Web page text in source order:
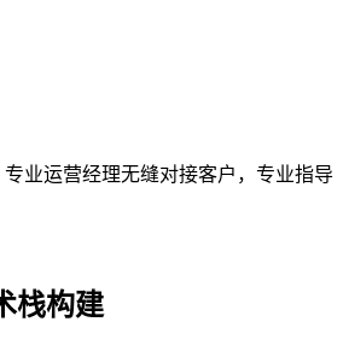
业运营经理无缝对接客户，专业指导
栈构建